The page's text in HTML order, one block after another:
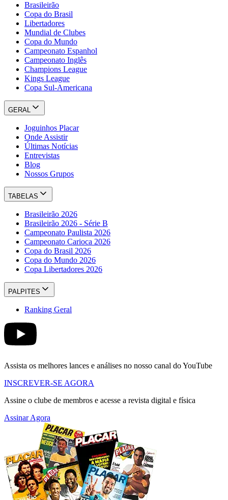
Brasileirão
Copa do Brasil
Libertadores
Mundial de Clubes
Copa do Mundo
Campeonato Espanhol
Campeonato Inglês
Champions League
Kings League
Copa Sul-Americana
GERAL
Joguinhos Placar
Onde Assistir
Últimas Notícias
Entrevistas
Blog
Nossos Grupos
TABELAS
Brasileirão 2026
Brasileirão 2026 - Série B
Campeonato Paulista 2026
Campeonato Carioca 2026
Copa do Brasil 2026
Copa do Mundo 2026
Copa Libertadores 2026
PALPITES
Ranking Geral
Assista os melhores lances e análises no nosso canal do YouTube
INSCREVER-SE AGORA
Assine o clube de membros e acesse a revista digital e física
Assinar Agora